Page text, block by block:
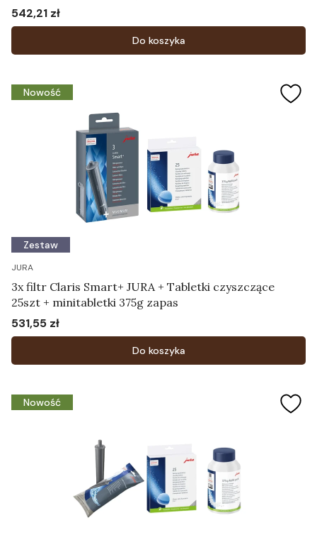
Cena
542,21 zł
Do koszyka
Nowość
Zestaw
JURA
3x filtr Claris Smart+ JURA + Tabletki czyszczące
25szt + minitabletki 375g zapas
Cena
531,55 zł
Do koszyka
Nowość